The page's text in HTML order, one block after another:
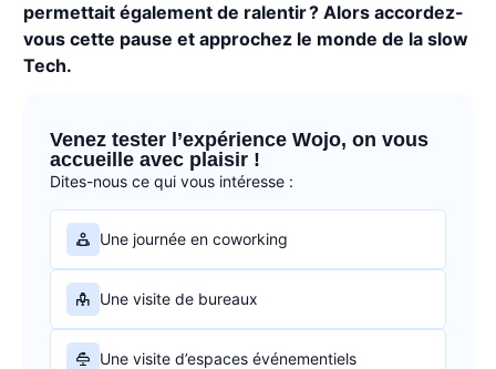
permettait également de ralentir ? Alors accordez-
vous cette pause et approchez le monde de la slow
Tech.
Venez tester l’expérience Wojo, on vous
accueille avec plaisir !
Dites-nous ce qui vous intéresse :
Une journée en coworking
Une visite de bureaux
Une visite d’espaces événementiels